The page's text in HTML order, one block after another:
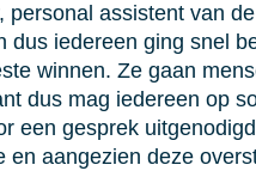
assistent van
iedereen ging snel
winnen. Ze gaan
dus mag iedereen op
een gesprek
aangezien deze